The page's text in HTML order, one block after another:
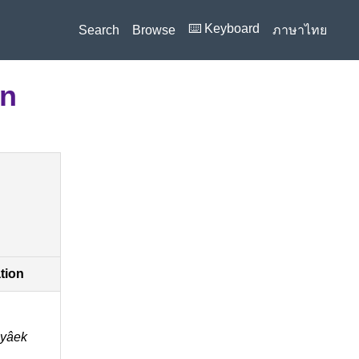
Search Browse ⌨️ Keyboard ภาษาไทย